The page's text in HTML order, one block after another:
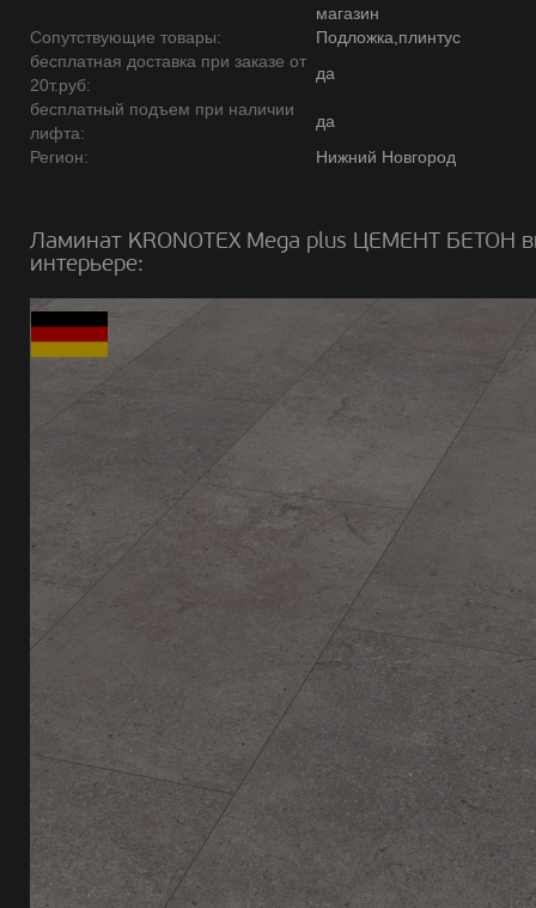
магазин
Сопутствующие товары:
Подложка,плинтус
бесплатная доставка при заказе от
20т.руб:
да
бесплатный подъем при наличии
лифта:
да
Регион:
Нижний Новгород
Ламинат KRONOTEX Mega plus ЦЕМЕНТ БЕТОН
интерьере: